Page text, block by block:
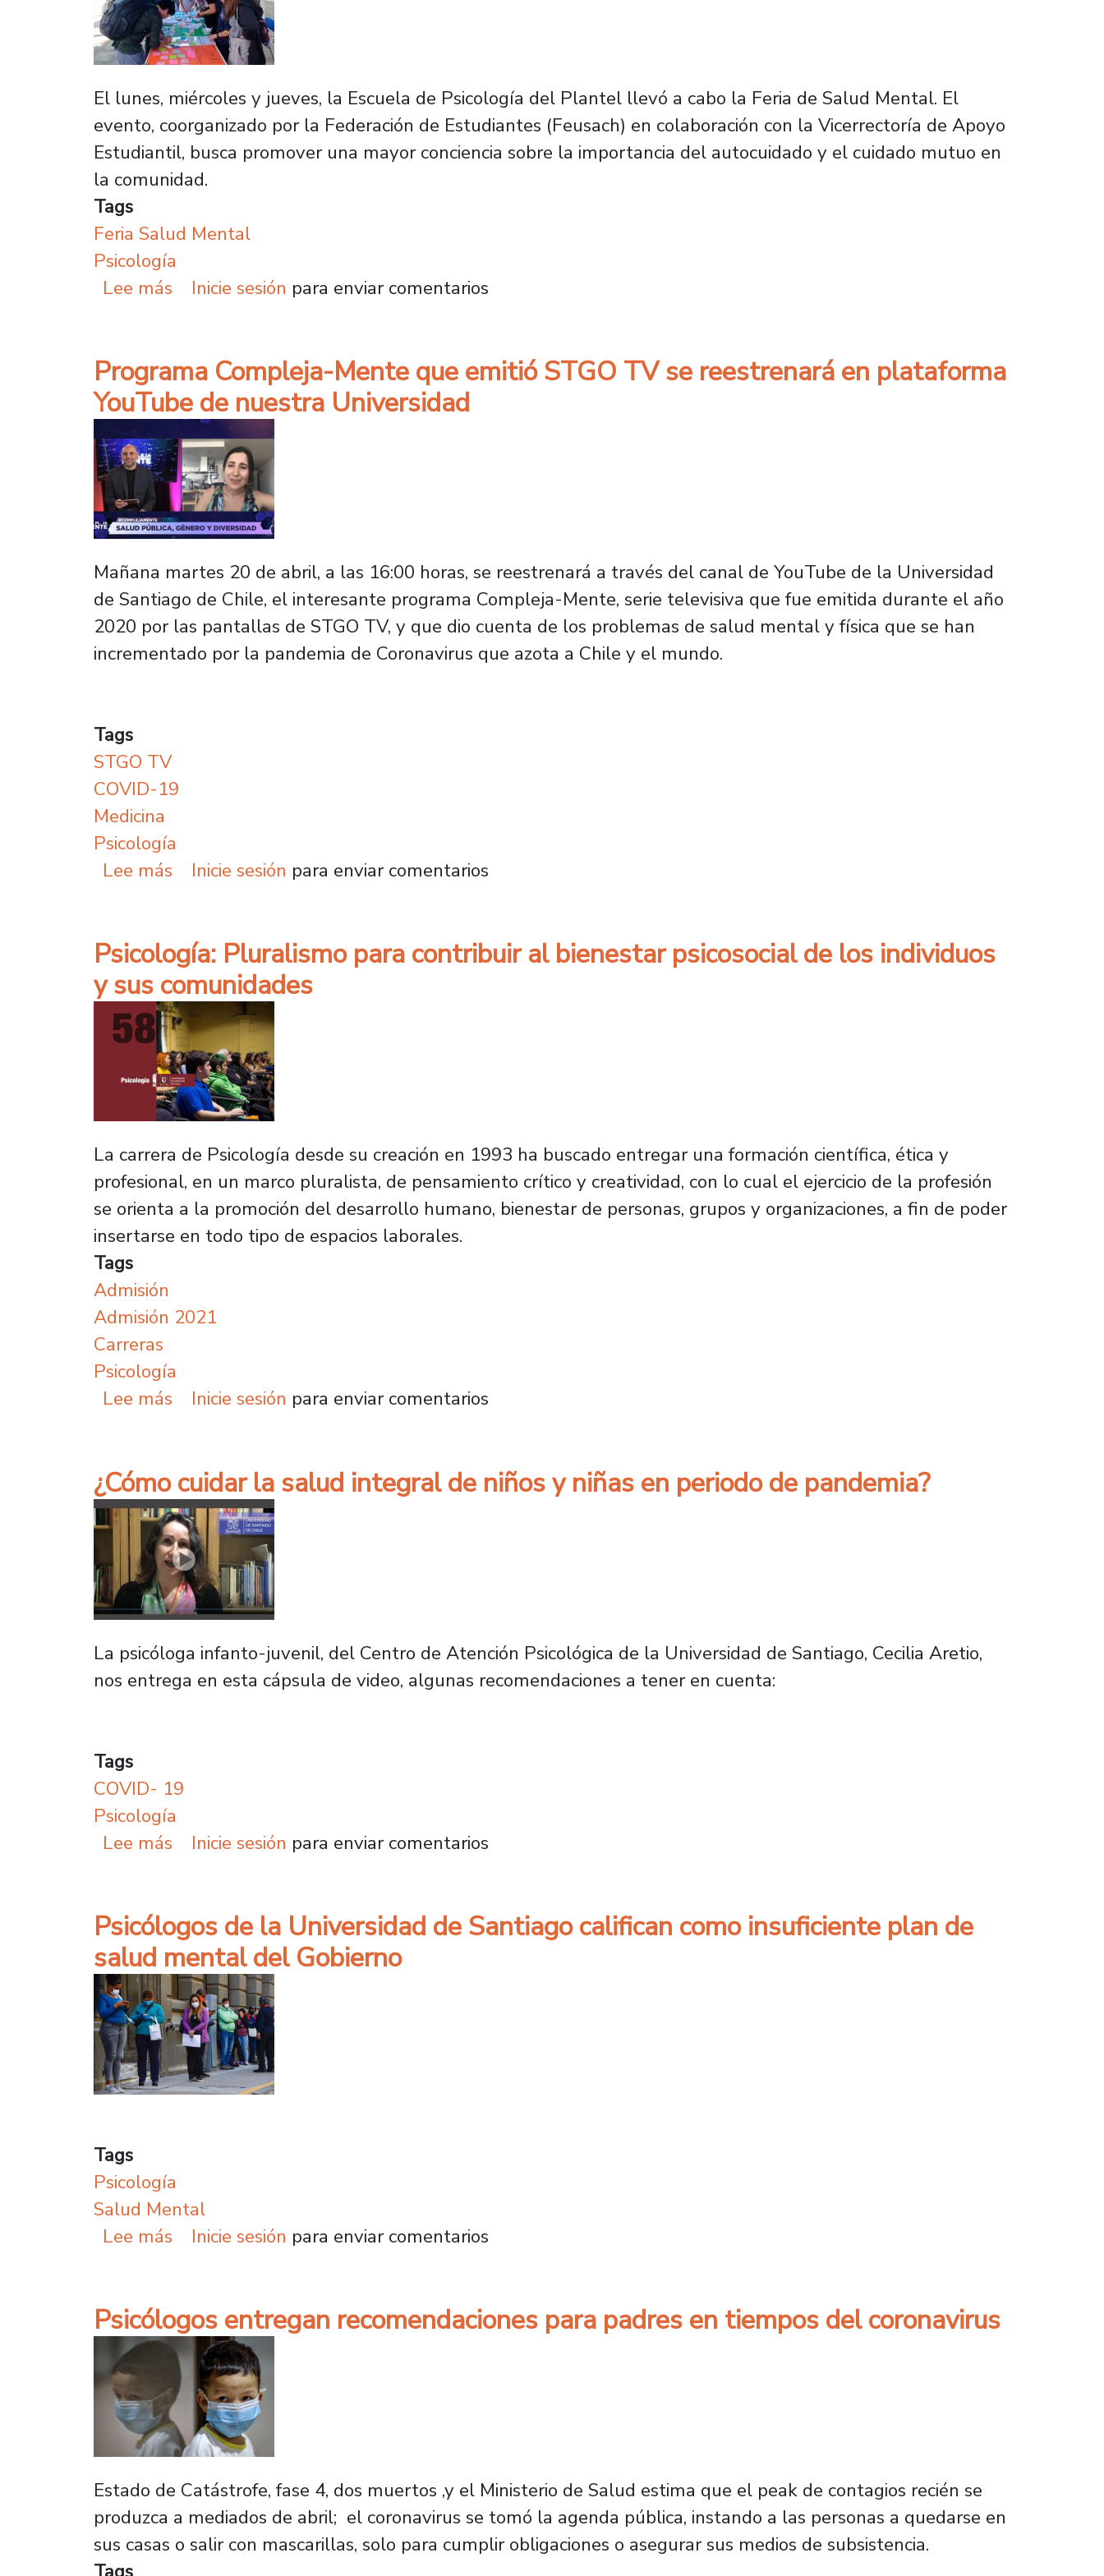
El lunes, miércoles y jueves, la Escuela de Psicología del Plantel llevó a cabo la Feria de Salud Mental. El
evento, coorganizado por la Federación de Estudiantes (Feusach) en colaboración con la Vicerrectoría de Apoyo
Estudiantil, busca promover una mayor conciencia sobre la importancia del autocuidado y el cuidado mutuo en
la comunidad.
Tags
Feria Salud Mental
Psicología
Lee más sobre Feria de Salud Mental reúne a estudiantes en torno a la promoción del autocuidado y cuidado mutuo
Inicie sesión para enviar comentarios
Programa Compleja-Mente que emitió STGO TV se reestrenará en plataforma
YouTube de nuestra Universidad
Mañana martes 20 de abril, a las 16:00 horas, se reestrenará a través del canal de YouTube de la Universidad
de Santiago de Chile, el interesante programa Compleja-Mente, serie televisiva que fue emitida durante el año
2020 por las pantallas de STGO TV, y que dio cuenta de los problemas de salud mental y física que se han
incrementado por la pandemia de Coronavirus que azota a Chile y el mundo.
Tags
STGO TV
COVID-19
Medicina
Psicología
Lee más sobre Programa Compleja-Mente que emitió STGO TV se reestrenará en plataforma YouTube de nuestra
Inicie sesión para enviar comentarios
Psicología: Pluralismo para contribuir al bienestar psicosocial de los individuos
y sus comunidades
La carrera de Psicología desde su creación en 1993 ha buscado entregar una formación científica, ética y
profesional, en un marco pluralista, de pensamiento crítico y creatividad, con lo cual el ejercicio de la profesión
se orienta a la promoción del desarrollo humano, bienestar de personas, grupos y organizaciones, a fin de poder
insertarse en todo tipo de espacios laborales.
Tags
Admisión
Admisión 2021
Carreras
Psicología
Lee más sobre Psicología: Pluralismo para contribuir al bienestar psicosocial de los individuos y sus comunidades
Inicie sesión para enviar comentarios
¿Cómo cuidar la salud integral de niños y niñas en periodo de pandemia?
La psicóloga infanto-juvenil, del Centro de Atención Psicológica de la Universidad de Santiago, Cecilia Aretio,
nos entrega en esta cápsula de video, algunas recomendaciones a tener en cuenta:
Tags
COVID- 19
Psicología
Lee más sobre ¿Cómo cuidar la salud integral de niños y niñas en periodo de pandemia?
Inicie sesión para enviar comentarios
Psicólogos de la Universidad de Santiago califican como insuficiente plan de
salud mental del Gobierno
Tags
Psicología
Salud Mental
Lee más sobre Psicólogos de la Universidad de Santiago califican como insuficiente plan de salud mental del Gobierno
Inicie sesión para enviar comentarios
Psicólogos entregan recomendaciones para padres en tiempos del coronavirus
Estado de Catástrofe, fase 4, dos muertos ,y el Ministerio de Salud estima que el peak de contagios recién se
produzca a mediados de abril; el coronavirus se tomó la agenda pública, instando a las personas a quedarse en
sus casas o salir con mascarillas, solo para cumplir obligaciones o asegurar sus medios de subsistencia.